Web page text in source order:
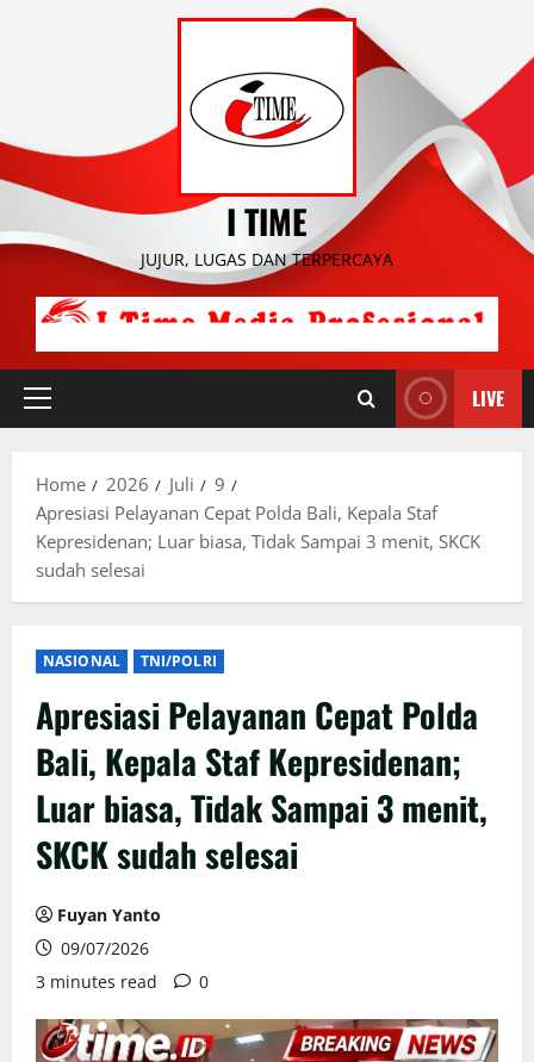
I TIME
JUJUR, LUGAS DAN TERPERCAYA
Primary
LIVE
Home 2026 Juli
9
Apresiasi Pelayanan Cepat Polda Bali, Kepala Staf
Kepresidenan; Luar biasa, Tidak Sampai 3 menit, SKCK
sudah selesai
NASIONAL TNI/POLRI
Apresiasi Pelayanan Cepat Polda
Bali, Kepala Staf Kepresidenan;
Luar biasa, Tidak Sampai 3 menit,
SKCK sudah selesai
Fuyan Yanto
09/07/2026
3 minutes read
0